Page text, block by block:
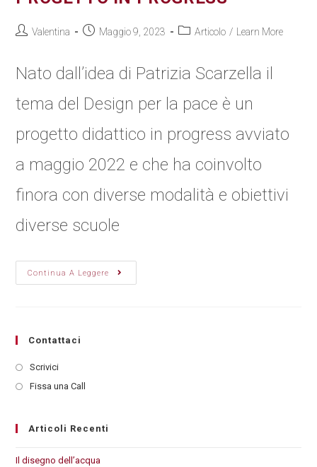
Valentina Maggio 9, 2023 Articolo / Learn More
Nato dall’idea di Patrizia Scarzella il
tema del Design per la pace è un
progetto didattico in progress avviato
a maggio 2022 e che ha coinvolto
finora con diverse modalità e obiettivi
diverse scuole
Continua A Leggere
Contattaci
Scrivici
Fissa una Call
Articoli Recenti
Il disegno dell’acqua